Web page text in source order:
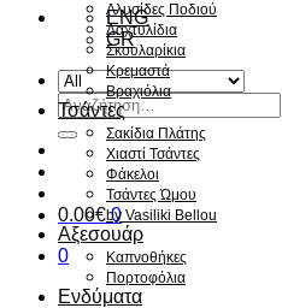
ENG
GR
Αναζήτηση
για:
0.00€ 0
0
Αλυσίδες Ποδιού
Δαχτυλίδια
Σκουλαρίκια
Κρεμαστά
Βραχιόλια
Τσάντες
Σακίδια Πλάτης
Χιαστί Τσάντες
Φάκελοι
Τσάντες Ώμου
by Vasiliki Bellou
Αξεσουάρ
Καπνοθήκες
Πορτοφόλια
Ενδύματα